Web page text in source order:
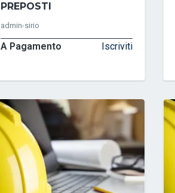
PREPOSTI
admin-sirio
A Pagamento Iscriviti